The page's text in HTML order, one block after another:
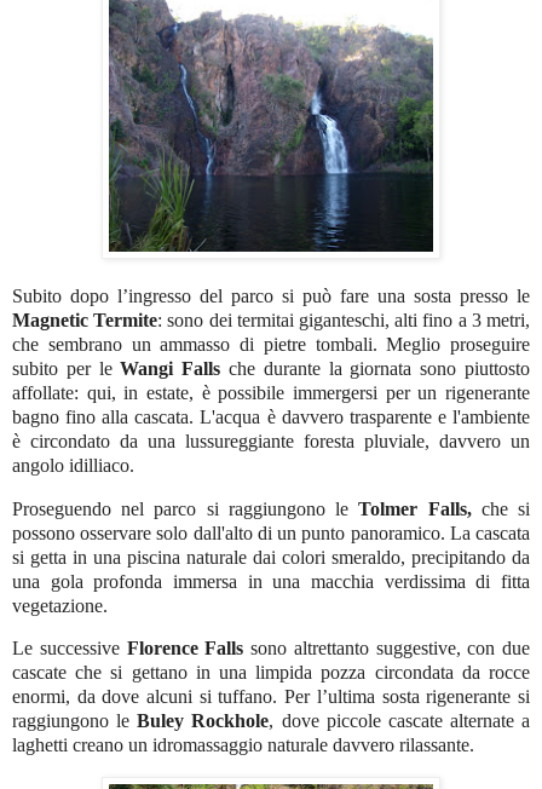
Subito dopo l’ingresso del parco si può fare una sosta presso le
Magnetic Termite: sono dei termitai giganteschi, alti fino a 3 metri,
che sembrano un ammasso di pietre tombali. Meglio proseguire
subito per leWangi Fallsche durante la giornata sono piuttosto
affollate: qui, in estate, è possibile immergersi per un rigenerante
bagno fino alla cascata. L'acqua è davvero trasparente e l'ambiente
è circondato da una lussureggiante foresta pluviale, davvero un
angolo idilliaco.
Proseguendo nel parco si raggiungono leTolmer Falls,che si
possono osservare solo dall'alto di un punto panoramico. La cascata
si getta in una piscina naturale dai colori smeraldo, precipitando da
una gola profonda immersa in una macchia verdissima di fitta
vegetazione.
Le successive Florence Falls sono altrettanto suggestive, con due
cascate che si gettano in una limpida pozza circondata da rocce
enormi, da dove alcuni si tuffano. Per l’ultima sosta rigenerante si
raggiungono leBuley Rockhole, dove piccole cascate alternate a
laghetti creano un idromassaggio naturale davvero rilassante.